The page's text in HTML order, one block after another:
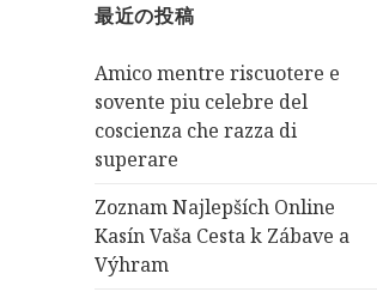
最近の投稿
Amico mentre riscuotere e
sovente piu celebre del
coscienza che razza di
superare
Zoznam Najlepších Online
Kasín Vaša Cesta k Zábave a
Výhram